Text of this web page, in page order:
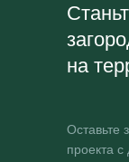
на
Оставьте
проекта